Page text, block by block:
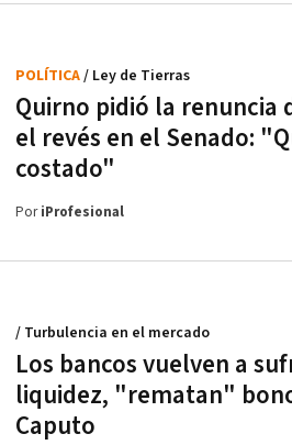
Quirno pidió la renuncia
el revés en el Senado:
costado"
POLÍTICA/ Ley de Tierras
PoriProfesional
Los bancos vuelven a
liquidez, "rematan"
Caputo
/ Turbulencia en el mercado